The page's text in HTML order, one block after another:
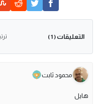
التعليقات ( 1 )
محمود ثابت
هايل